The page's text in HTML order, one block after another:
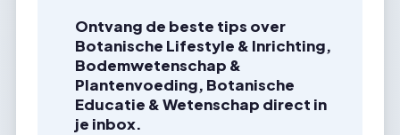
Ontvang de beste tips over
Botanische Lifestyle & Inrichting,
Bodemwetenschap &
Plantenvoeding, Botanische
Educatie & Wetenschap direct in
je inbox.